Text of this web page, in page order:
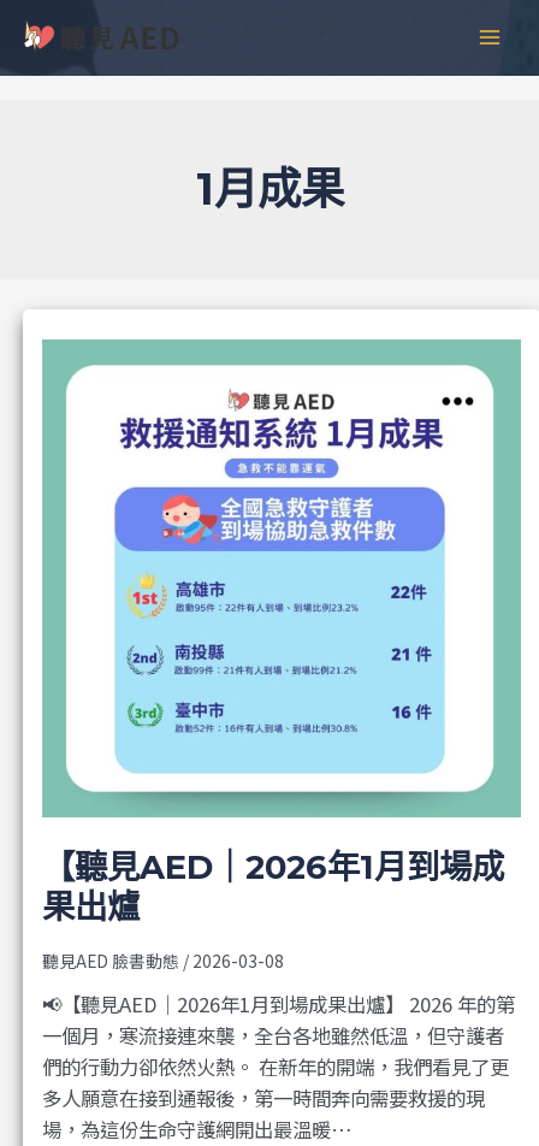
主
1月成果
【聽見AED｜2026年1月到場成
果出爐
聽見AED 臉書動態 / 2026-03-08
📢【聽見AED｜2026年1月到場成果出爐】 2026 年的第
一個月，寒流接連來襲，全台各地雖然低溫，但守護者
們的行動力卻依然火熱。 在新年的開端，我們看見了更
多人願意在接到通報後，第一時間奔向需要救援的現
場，為這份生命守護網開出最溫暖…
彙
整